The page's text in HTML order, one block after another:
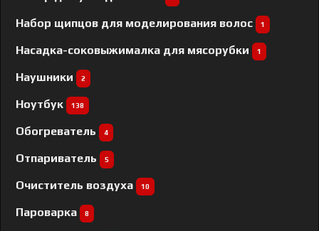
Набор щипцов для моделирования волос 1
Насадка-соковыжималка для мясорубки 1
Наушники 2
Ноутбук 138
Обогреватель 4
Отпариватель 5
Очиститель воздуха 10
Пароварка 8